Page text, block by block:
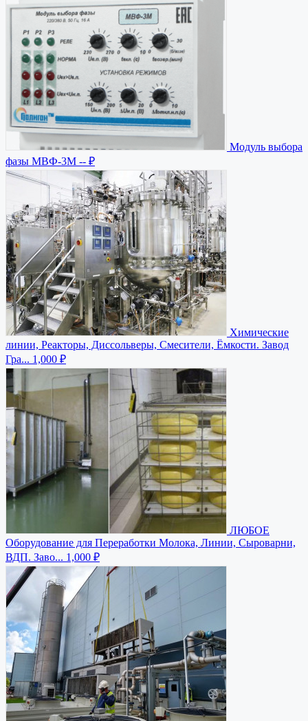
Модуль выбора
фазы МВФ-3М -- ₽
Химические
линии, Реакторы, Диссольверы, Смесители, Ёмкости. Завод
Гра... 1,000 ₽
ЛЮБОЕ
Оборудование для Переработки Молока, Линии, Сыроварни,
ВДП. Заво... 1,000 ₽